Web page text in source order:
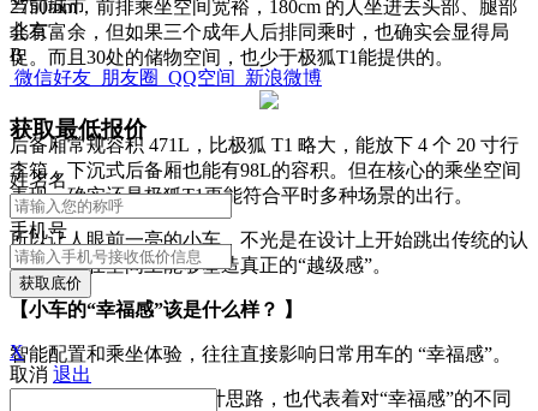
2750mm，前排乘坐空间宽裕，180cm 的人坐进去头部、腿部
会有富余，但如果三个成年人后排同乘时，也确实会显得局
促。而且30处的储物空间，也少于极狐T1能提供的。
后备厢常规容积 471L，比极狐 T1 略大，能放下 4 个 20 寸行
李箱，下沉式后备厢也能有98L的容积。但在核心的乘坐空间
表现，确实还是极狐T1更能符合平时多种场景的出行。
所以让人眼前一亮的小车，不光是在设计上开始跳出传统的认
知，也是在空间上能够塑造真正的“越级感”。
【小车的“幸福感”该是什么样？ 】
智能配置和乘坐体验，往往直接影响日常用车的 “幸福感”。
而极狐 T1 和 MG4 的设计思路，也代表着对“幸福感”的不同
当前城市
北京
B
微信好友 朋友圈 QQ空间 新浪微博
获取最低报价
姓名名
手机号
获取底价
X
取消 退出